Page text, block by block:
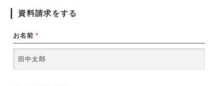
資料請求をする
お名前 *